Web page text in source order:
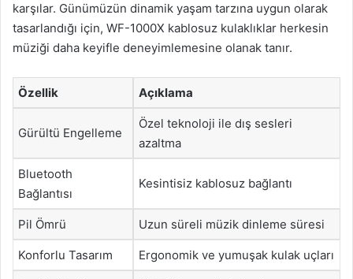
karşılar. Günümüzün dinamik yaşam tarzına uygun olarak
tasarlandığı için, WF-1000X kablosuz kulaklıklar herkesin
müziği daha keyifle deneyimlemesine olanak tanır.
Özellik Açıklama
Gürültü Engelleme
Özel teknoloji ile dış sesleri
azaltma
Bluetooth
Bağlantısı
Kesintisiz kablosuz bağlantı
Pil Ömrü Uzun süreli müzik dinleme süresi
Konforlu Tasarım Ergonomik ve yumuşak kulak uçları